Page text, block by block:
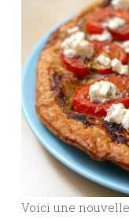
Voici une